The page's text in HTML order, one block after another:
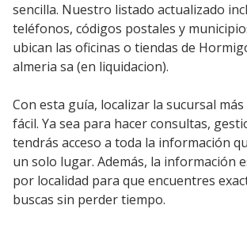
sencilla. Nuestro listado actualizado
teléfonos, códigos postales y
ubican las oficinas o tiendas de
almeria sa (en liquidacion).
Con esta guía, localizar la sucursal
fácil. Ya sea para hacer consultas,
tendrás acceso a toda la información
un solo lugar. Además, la información
por localidad para que encuentres
buscas sin perder tiempo.